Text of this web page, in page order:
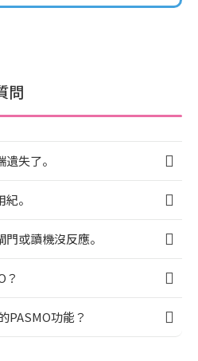
問
失了。
。
或讀機沒反應。
？
PASMO功能？